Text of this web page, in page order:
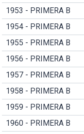
1953 - PRIMERA B
1954 - PRIMERA B
1955 - PRIMERA B
1956 - PRIMERA B
1957 - PRIMERA B
1958 - PRIMERA B
1959 - PRIMERA B
1960 - PRIMERA B